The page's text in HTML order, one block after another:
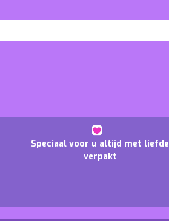
Speciaal voor u altijd met liefde
verpakt